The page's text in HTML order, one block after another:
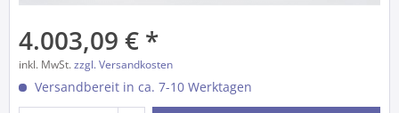
4.003,09 € *
inkl. MwSt.zzgl. Versandkosten
Versandbereit in ca. 7-10 Werktagen